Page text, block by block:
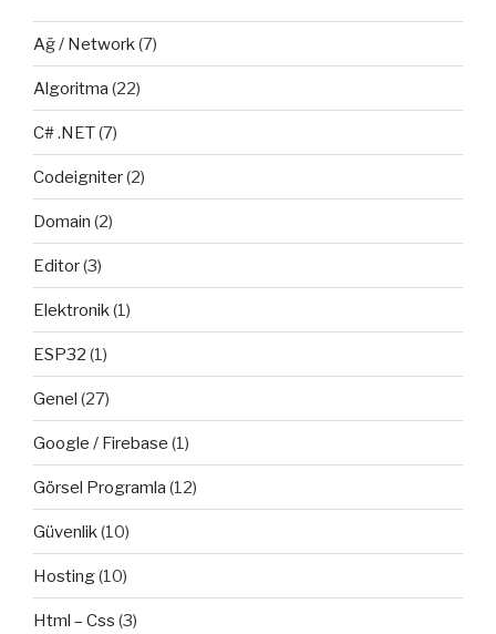
Ağ / Network(7)
Algoritma (22)
C# .NET(7)
Codeigniter(2)
Domain (2)
Editor(3)
Elektronik(1)
ESP32 (1)
Genel (27)
Google / Firebase (1)
Görsel Programla (12)
Güvenlik(10)
Hosting(10)
Html – Css (3)